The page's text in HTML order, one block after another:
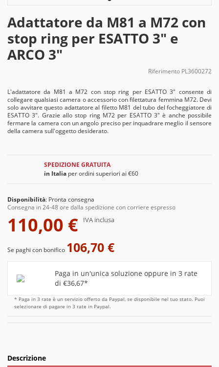
Adattatore da M81 a M72 con
stop ring per ESATTO 3" e
ARCO 3"
Riferimento PL3600272
L'adattatore da M81 a M72 con stop ring per ESATTO 3" consente di
collegare qualsiasi camera o accessorio con filettatura femmina M72. Devi
solo avvitare questo adattatore al filetto M81 del tubo del focheggiatore di
ESATTO 3". Grazie allo stop ring M72 per ESATTO 3" è anche possibile
fermare la camera con un angolo preciso per inquadrare meglio il sensore
della camera sull'oggetto desiderato.
SPEDIZIONE GRATUITA
in Italiaper ordini superiori ai €60
Disponibilità: Pronta consegna
Consegna in 24-48 ore dalla spedizione con corriere espresso
110,00 € IVA inclusa
Se paghi con bonifico 106,70 €
Paga in un'unica soluzione oppure in 3 rate
di €36,67*
* Paga in 3 rate è un servizio offerto da Paypal, se disponibile nel tuo stato. Puoi
selezionare di pagare in 3 rate in Paypal.
Descrizione